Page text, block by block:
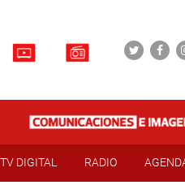
TV DIGITAL RADIO